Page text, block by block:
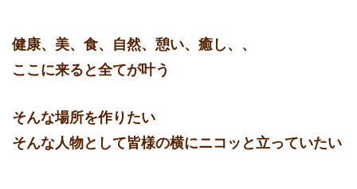
健康、美、食、自然、憩い、癒し、、
ここに来ると全てが叶う
そんな場所を作りたい
そんな人物として皆様の横にニコッと立っていたい